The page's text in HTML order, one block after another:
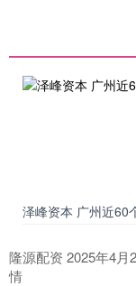
泽峰资本 广州近60
隆源配资 2025年4
情